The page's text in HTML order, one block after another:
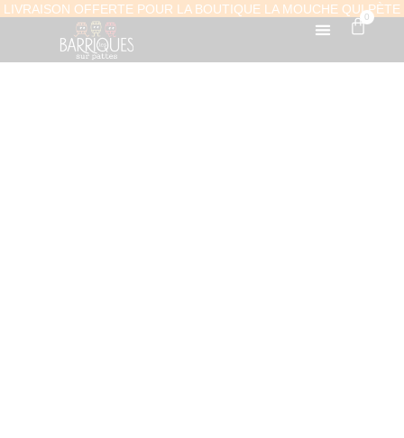
LIVRAISON OFFERTE POUR LA BOUTIQUE LA MOUCHE QUI PÈTE
0